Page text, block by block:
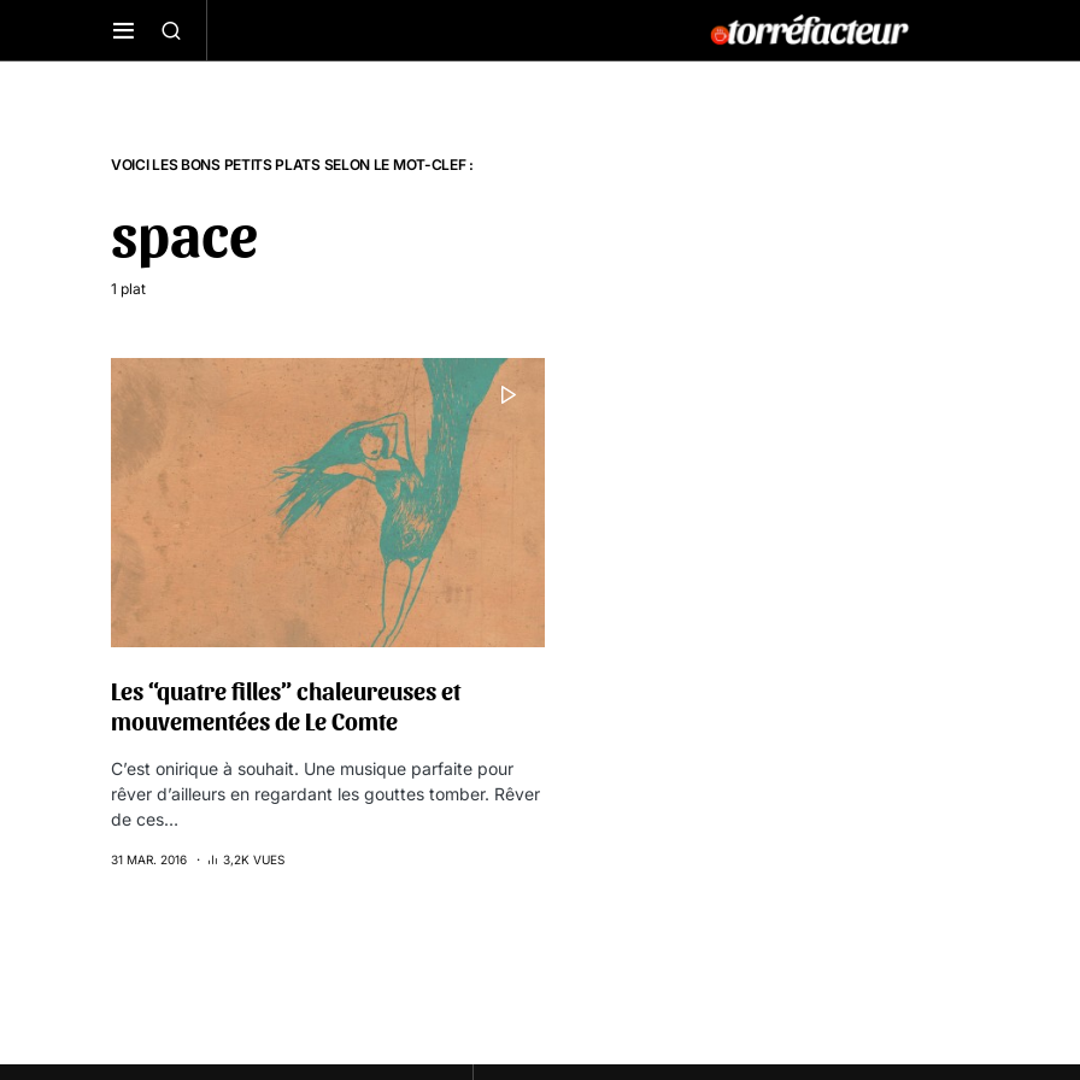
VOICI LES BONS PETITS PLATS SELON LE MOT-CLEF :
space
1 plat
Les “quatre filles” chaleureuses et
mouvementées de Le Comte
C’est onirique à souhait. Une musique parfaite pour
rêver d’ailleurs en regardant les gouttes tomber. Rêver
de ces…
31 MAR. 2016 3,2K VUES